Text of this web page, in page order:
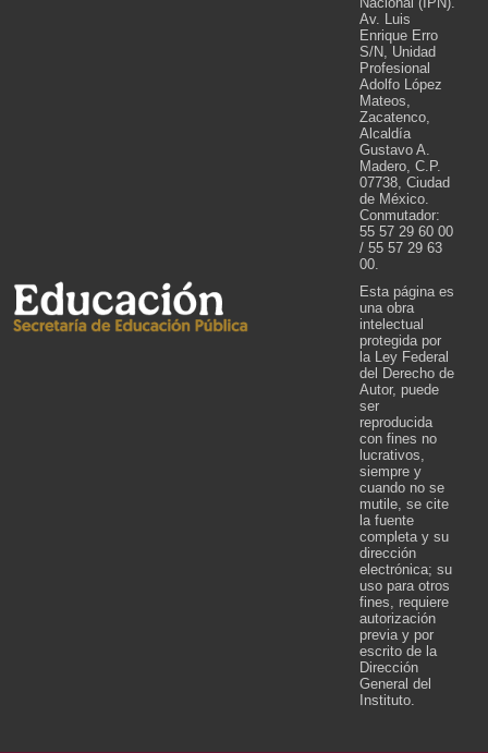
Av. Luis
Enrique Erro
S/N, Unidad
Profesional
Adolfo López
Mateos,
Zacatenco,
Alcaldía
Gustavo A.
Madero, C.P.
07738, Ciudad
de México.
Conmutador:
55 57 29 60 00
/ 55 57 29 63
00.
Esta página es
una obra
intelectual
protegida por
la Ley Federal
del Derecho de
Autor, puede
ser
reproducida
con fines no
lucrativos,
siempre y
cuando no se
mutile, se cite
la fuente
completa y su
dirección
electrónica; su
uso para otros
fines, requiere
autorización
previa y por
escrito de la
Dirección
General del
Instituto.